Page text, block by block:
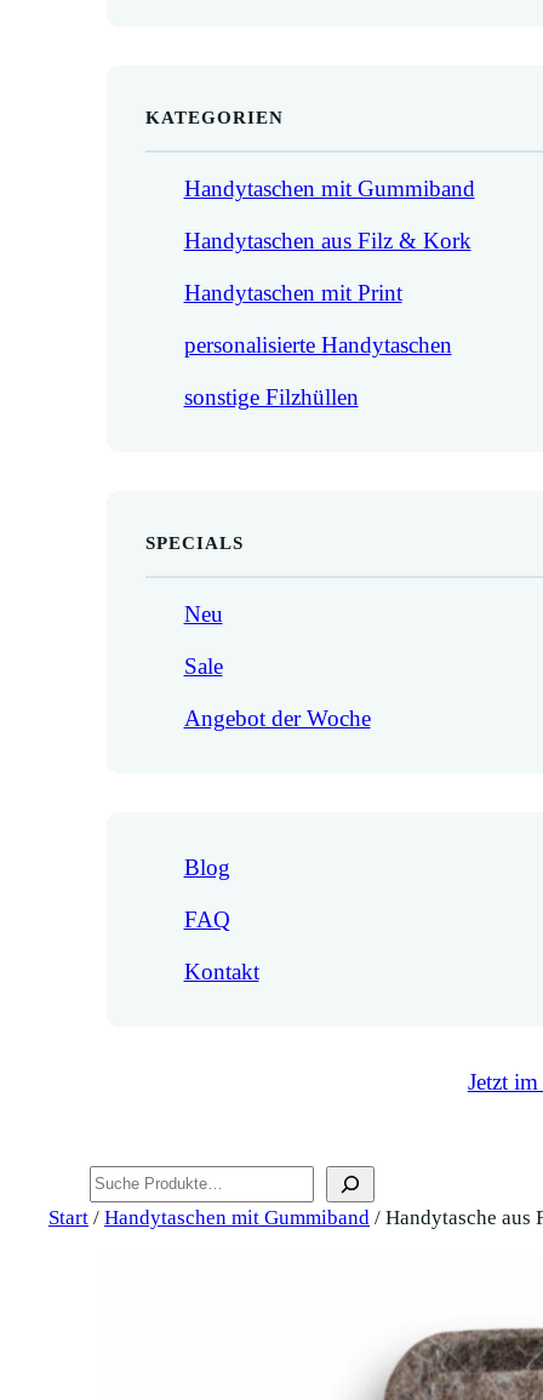
KATEGORIEN
Handytaschen mit Gummiband
Handytaschen aus Filz & Kork
Handytaschen mit Print
personalisierte Handytaschen
sonstige Filzhüllen
SPECIALS
Neu
Sale
Angebot der Woche
Blog
FAQ
Kontakt
Jetzt
Start / Handytaschen mit Gummiband / Handytasche aus